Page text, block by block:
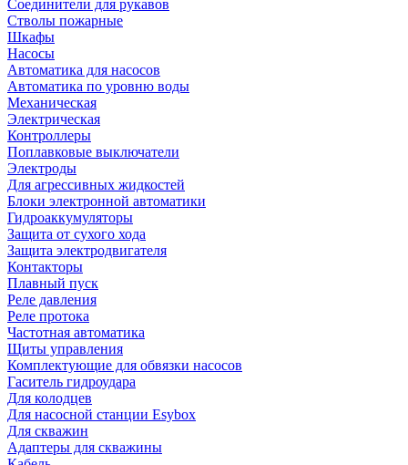
Соединители для рукавов
Стволы пожарные
Шкафы
Насосы
Автоматика для насосов
Автоматика по уровню воды
Механическая
Электрическая
Контроллеры
Поплавковые выключатели
Электроды
Для агрессивных жидкостей
Блоки электронной автоматики
Гидроаккумуляторы
Защита от сухого хода
Защита электродвигателя
Контакторы
Плавный пуск
Реле давления
Реле протока
Частотная автоматика
Щиты управления
Комплектующие для обвязки насосов
Гаситель гидроудара
Для колодцев
Для насосной станции Esybox
Для скважин
Адаптеры для скважины